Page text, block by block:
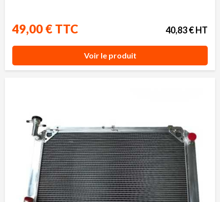
49,00 € TTC 40,83 € HT
Voir le produit